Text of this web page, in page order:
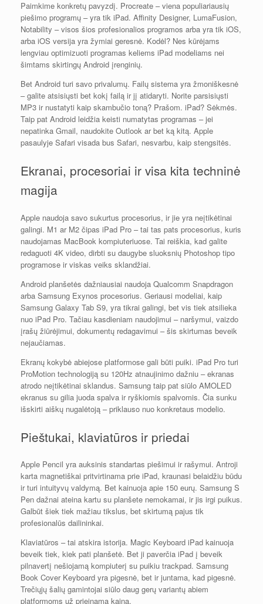
Paimkime konkretų pavyzdį. Procreate – viena populiariausių
piešimo programų – yra tik iPad. Affinity Designer, LumaFusion,
Notability – visos šios profesionalios programos arba yra tik iOS,
arba iOS versija yra žymiai geresnė. Kodėl? Nes kūrėjams
lengviau optimizuoti programas keliems iPad modeliams nei
šimtams skirtingų Android įrenginių.
Bet Android turi savo privalumų. Failų sistema yra žmoniškesnė
– galite atsisiųsti bet kokį failą ir jį atidaryti. Norite parsisiųsti
MP3 ir nustatyti kaip skambučio toną? Prašom. iPad? Sėkmės.
Taip pat Android leidžia keisti numatytas programas – jei
nepatinka Gmail, naudokite Outlook ar bet ką kitą. Apple
pasaulyje Safari visada bus Safari, nesvarbu, kaip stengsitės.
Ekranai, procesoriai ir visa kita techninė
magija
Apple naudoja savo sukurtus procesorius, ir jie yra neįtikėtinai
galingi. M1 ar M2 čipas iPad Pro – tai tas pats procesorius, kuris
naudojamas MacBook kompiuteriuose. Tai reiškia, kad galite
redaguoti 4K video, dirbti su daugybe sluoksnių Photoshop tipo
programose ir viskas veiks sklandžiai.
Android planšetės dažniausiai naudoja Qualcomm Snapdragon
arba Samsung Exynos procesorius. Geriausi modeliai, kaip
Samsung Galaxy Tab S9, yra tikrai galingi, bet vis tiek atsilieka
nuo iPad Pro. Tačiau kasdieniam naudojimui – naršymui, vaizdo
įrašų žiūrėjimui, dokumentų redagavimui – šis skirtumas beveik
nejaučiamas.
Ekranų kokybė abiejose platformose gali būti puiki. iPad Pro turi
ProMotion technologiją su 120Hz atnaujinimo dažniu – ekranas
atrodo neįtikėtinai sklandus. Samsung taip pat siūlo AMOLED
ekranus su gilia juoda spalva ir ryškiomis spalvomis. Čia sunku
išskirti aiškų nugalėtoją – priklauso nuo konkretaus modelio.
Pieštukai, klaviatūros ir priedai
Apple Pencil yra auksinis standartas piešimui ir rašymui. Antroji
karta magnetiškai pritvirtinama prie iPad, kraunasi belaidžiu būdu
ir turi intuityvų valdymą. Bet kainuoja apie 150 eurų. Samsung S
Pen dažnai ateina kartu su planšete nemokamai, ir jis irgi puikus.
Galbūt šiek tiek mažiau tikslus, bet skirtumą pajus tik
profesionalūs dailininkai.
Klaviatūros – tai atskira istorija. Magic Keyboard iPad kainuoja
beveik tiek, kiek pati planšetė. Bet ji paverčia iPad į beveik
pilnavertį nešiojamą kompiuterį su puikiu trackpad. Samsung
Book Cover Keyboard yra pigesnė, bet ir juntama, kad pigesnė.
Trečiųjų šalių gamintojai siūlo daug gerų variantų abiem
platformoms už prieinamą kainą.